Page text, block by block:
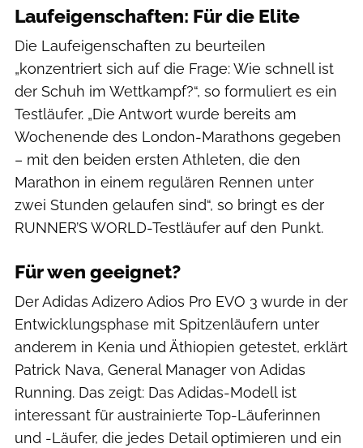
Laufeigenschaften: Für die Elite
Die Laufeigenschaften zu beurteilen
„konzentriert sich auf die Frage: Wie schnell ist
der Schuh im Wettkampf?“, so formuliert es ein
Testläufer. „Die Antwort wurde bereits am
Wochenende des London-Marathons gegeben
– mit den beiden ersten Athleten, die den
Marathon in einem regulären Rennen unter
zwei Stunden gelaufen sind“, so bringt es der
RUNNER’S WORLD-Testläufer auf den Punkt.
Für wen geeignet?
Der Adidas Adizero Adios Pro EVO 3 wurde in der
Entwicklungsphase mit Spitzenläufern unter
anderem in Kenia und Äthiopien getestet, erklärt
Patrick Nava, General Manager von Adidas
Running. Das zeigt: Das Adidas-Modell ist
interessant für austrainierte Top-Läuferinnen
und -Läufer, die jedes Detail optimieren und ein